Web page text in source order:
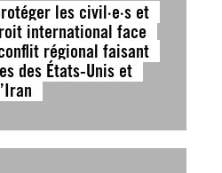
les civil·e·s et
international face
régional faisant
des États-Unis et